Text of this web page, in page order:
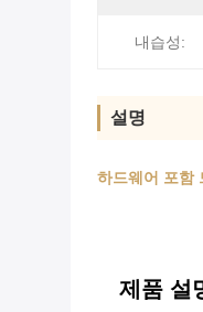
내습성:
설명
하드웨어 포함
제품 설